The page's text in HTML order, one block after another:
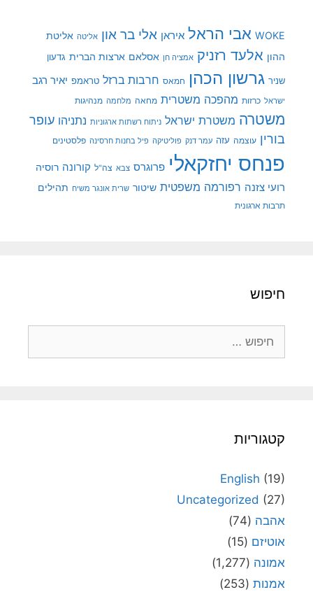
WOKE אבי הראל איראן אלי בר און אליטה אליטת
ההון אלעד רזניק אמציה חן אסלאם ארצות הברית גדעון
שניר גרשון הכהן חמאס חרבות ברזל טראמפ יאיר רגב
ישראל כרזות מהפכה משטרית מחאה מלחמה מנהיגות
משטרה משטרת ישראל ניתוח רשתות ארגוניות נתניהו עופר
בורין עוצמה עזה עמר דנק פוליטיקה פיל בחנות חרסינה פלסטינים
פנחס יחזקאלי פרוגרס צבא צה"ל קורונה רוסיה
רועי צזנה רפורמה משפטית שיטור שרית אונגר משיח תהילים
תרבות ארגונית
חיפוש
קטגוריות
English (19)
Uncategorized (27)
אהבה (74)
אוטיזם (15)
אמונה (1,277)
אמנות (253)